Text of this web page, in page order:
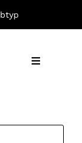
Toggle